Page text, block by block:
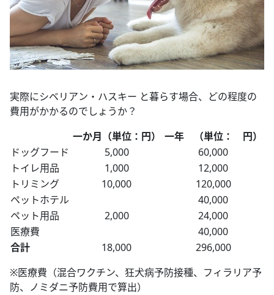
実際にシベリアン・ハスキー と暮らす場合、どの程度の
費用がかかるのでしょうか？
一か月（単位：円）
一年 （単位： 円）
ドッグフード
5,000
60,000
トイレ用品
1,000
12,000
トリミング
10,000
120,000
ペットホテル
40,000
ペット用品
2,000
24,000
医療費
40,000
合計
18,000
296,000
※医療費（混合ワクチン、狂犬病予防接種、フィラリア予
防、ノミダニ予防費用で算出）